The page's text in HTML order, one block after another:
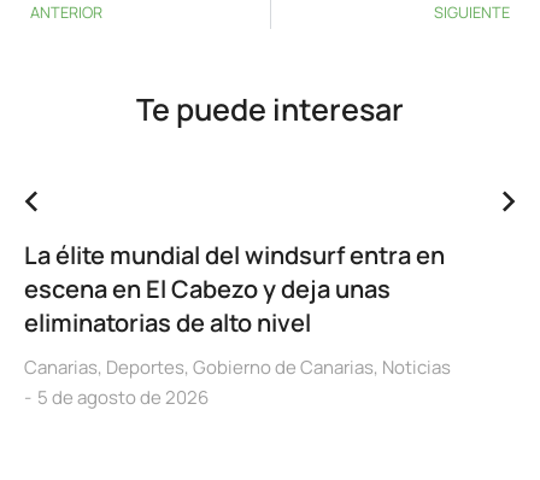
ANTERIOR SIGUIENTE
Te puede interesar
La élite mundial del windsurf entra en
escena en El Cabezo y deja unas
eliminatorias de alto nivel
Canarias, Deportes, Gobierno de Canarias, Noticias
5 de agosto de 2026